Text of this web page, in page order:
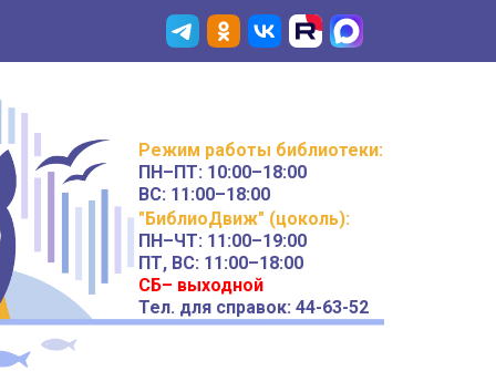
Режим работы библиотеки:
ПН–ПТ: 10:00–18:00
ВС: 11:00–18:00
"БиблиоДвиж" (цоколь):
ПН–ЧТ: 11:00–19:00
ПТ, ВС: 11:00–18:00
СБ– выходной
Тел. для справок: 44-63-52